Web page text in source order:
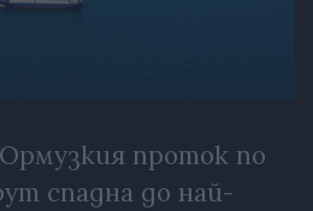
проток по
спадна до най-